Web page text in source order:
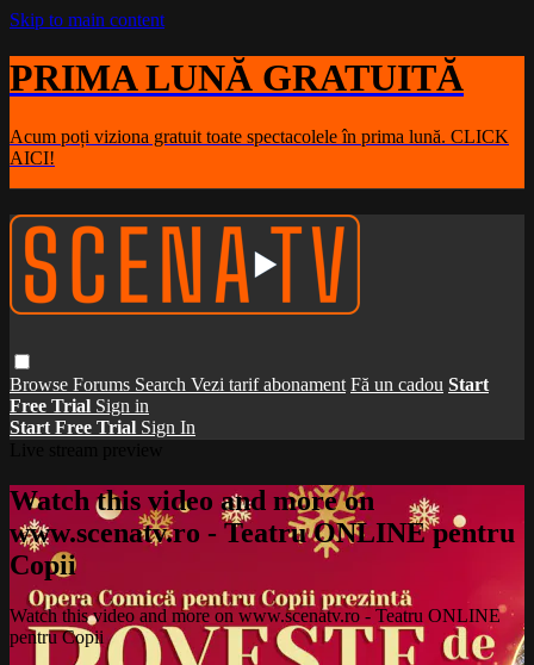
Skip to main content
PRIMA LUNĂ GRATUITĂ
Acum poți viziona gratuit toate spectacolele în prima lună. CLICK
AICI!
Browse Forums Search Vezi tarif abonament Fă un cadou Start
Free Trial Sign in
Start Free Trial Sign In
Watch this video and more on
www.scenatv.ro - Teatru ONLINE pentru
Copii
Watch this video and more on www.scenatv.ro - Teatru ONLINE
pentru Copii